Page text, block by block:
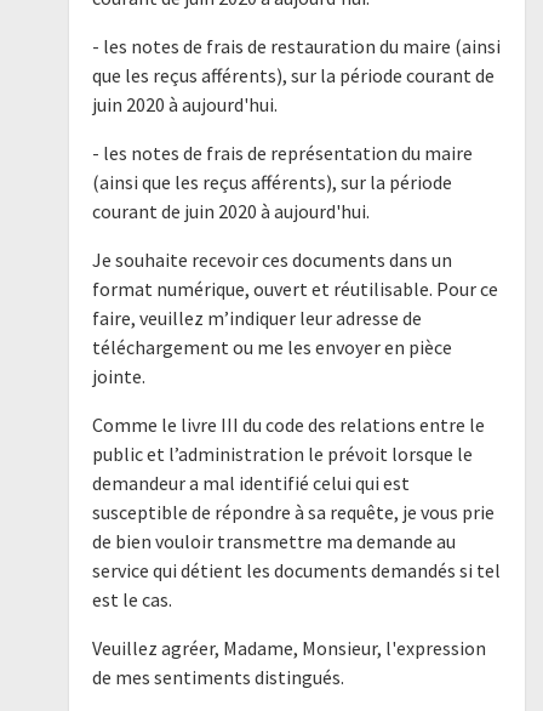
- les notes de frais de restauration du maire (ainsi
que les reçus afférents), sur la période courant de
juin 2020 à aujourd'hui.
- les notes de frais de représentation du maire
(ainsi que les reçus afférents), sur la période
courant de juin 2020 à aujourd'hui.
Je souhaite recevoir ces documents dans un
format numérique, ouvert et réutilisable. Pour ce
faire, veuillez m’indiquer leur adresse de
téléchargement ou me les envoyer en pièce
jointe.
Comme le livre III du code des relations entre le
public et l’administration le prévoit lorsque le
demandeur a mal identifié celui qui est
susceptible de répondre à sa requête, je vous prie
de bien vouloir transmettre ma demande au
service qui détient les documents demandés si tel
est le cas.
Veuillez agréer, Madame, Monsieur, l'expression
de mes sentiments distingués.